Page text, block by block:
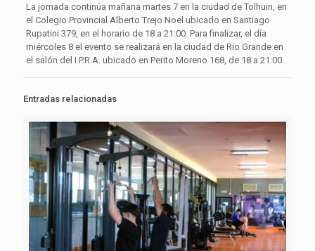
La jornada continúa mañana martes 7 en la ciudad de Tolhuin, en
el Colegio Provincial Alberto Trejo Noel ubicado en Santiago
Rupatini 379, en el horario de 18 a 21:00. Para finalizar, el día
miércoles 8 el evento se realizará en la ciudad de Río Grande en
el salón del I.P.R.A. ubicado en Perito Moreno 168, de 18 a 21:00.
Entradas relacionadas